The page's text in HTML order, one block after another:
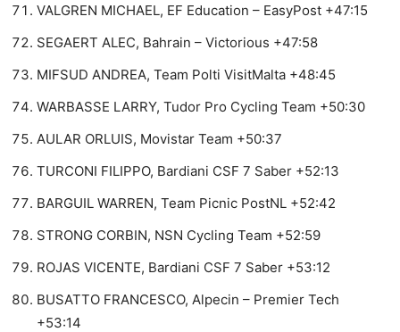
VALGREN MICHAEL, EF Education – EasyPost +47:15
SEGAERT ALEC, Bahrain – Victorious +47:58
MIFSUD ANDREA, Team Polti VisitMalta +48:45
WARBASSE LARRY, Tudor Pro Cycling Team +50:30
AULAR ORLUIS, Movistar Team +50:37
TURCONI FILIPPO, Bardiani CSF 7 Saber +52:13
BARGUIL WARREN, Team Picnic PostNL +52:42
STRONG CORBIN, NSN Cycling Team +52:59
ROJAS VICENTE, Bardiani CSF 7 Saber +53:12
BUSATTO FRANCESCO, Alpecin – Premier Tech
+53:14